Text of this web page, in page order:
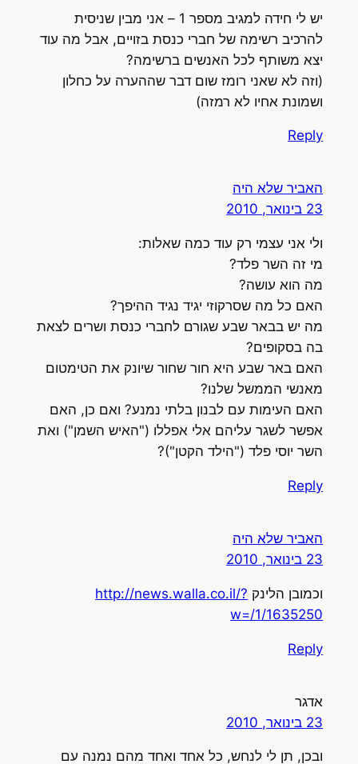
יש לי חידה למגיב מספר 1 – אני מבין שניסית
להרכיב רשימה של חברי כנסת בזויים, אבל מה עוד
יצא משותף לכל האנשים ברשימה?
(וזה לא שאני רומז שום דבר שההערה על כחלון
ושמונת אחיו לא רמזה)
Reply
האביר שלא היה
23 בינואר, 2010
ולי אני עצמי רק עוד כמה שאלות:
מי זה השר פלד?
מה הוא עושה?
האם כל מה שסרקוזי יגיד נגיד ההיפך?
מה יש בבאר שבע שגורם לחברי כנסת ושרים לצאת
בה בסקופים?
האם באר שבע היא חור שחור שיונק את הטימטום
מאנשי הממשל שלנו?
האם העימות עם לבנון בלתי נמנע? ואם כן, האם
אפשר לשגר עליהם אלי אפללו ("האיש השמן") ואת
השר יוסי פלד ("הילד הקטן")?
Reply
האביר שלא היה
23 בינואר, 2010
וכמובן הלינק http://news.walla.co.il/?
w=/1/1635250
Reply
אדגר
23 בינואר, 2010
ובכן, תן לי לנחש, כל אחד ואחד מהם נמנה עם